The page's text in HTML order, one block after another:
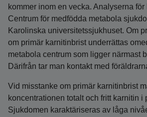
kommer inom en vecka. Analyserna
Centrum för medfödda metabola
Karolinska universitetssjukhuset. Om
om primär karnitinbrist underrättas
metabola centrum som ligger närmast
Därifrån tar man kontakt med
Vid misstanke om primär karnitinbrist
koncentrationen totalt och fritt karnitin i
Sjukdomen karaktäriseras av låga